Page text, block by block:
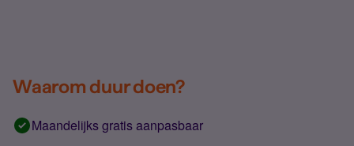
Waarom duur doen?
Maandelijks gratis aanpasbaar